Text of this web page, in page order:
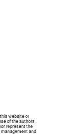
website or
of the authors
represent the
and